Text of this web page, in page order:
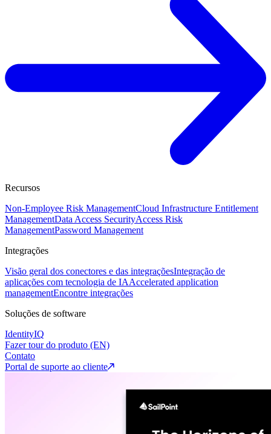
Recursos
Non-Employee Risk ManagementCloud Infrastructure Entitlement
ManagementData Access SecurityAccess Risk
ManagementPassword Management
Integrações
Visão geral dos conectores e das integraçõesIntegração de
aplicações com tecnologia de IAAccelerated application
managementEncontre integrações
Soluções de software
IdentityIQ
Fazer tour do produto (EN)
Contato
Portal de suporte ao cliente